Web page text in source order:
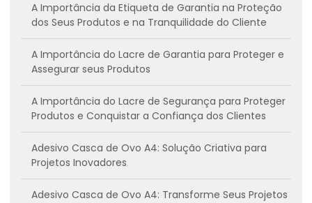
A Importância da Etiqueta de Garantia na Proteção
dos Seus Produtos e na Tranquilidade do Cliente
A Importância do Lacre de Garantia para Proteger e
Assegurar seus Produtos
A Importância do Lacre de Segurança para Proteger
Produtos e Conquistar a Confiança dos Clientes
Adesivo Casca de Ovo A4: Solução Criativa para
Projetos Inovadores
Adesivo Casca de Ovo A4: Transforme Seus Projetos